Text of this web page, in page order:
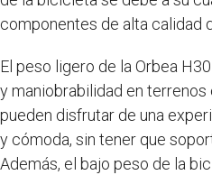
componentes de alta calidad
El peso ligero de la Orbea
y maniobrabilidad en
pueden disfrutar de una
y cómoda, sin tener que
Además, el bajo peso de la